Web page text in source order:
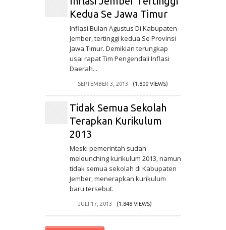
Kedua Se Jawa Timur
Inflasi Bulan Agustus Di Kabupaten
Jember, tertinggi kedua Se Provinsi
Jawa Timur. Demikian terungkap
usai rapat Tim Pengendali Inflasi
Daerah...
SEPTEMBER 3, 2013 (1.800 VIEWS)
Tidak Semua Sekolah
Terapkan Kurikulum
2013
Meski pemerintah sudah
melounching kurikulum 2013, namun
tidak semua sekolah di Kabupaten
Jember, menerapkan kurikulum
baru tersebut.
JULI 17, 2013 (1.848 VIEWS)